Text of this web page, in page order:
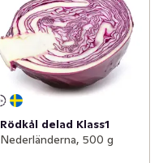
Rödkål delad Klass1
Nederländerna, 500 g